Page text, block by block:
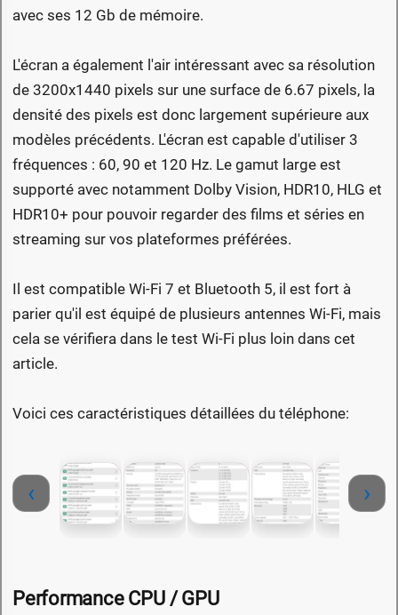
avec ses 12 Gb de mémoire.
L'écran a également l'air intéressant avec sa résolution
de 3200x1440 pixels sur une surface de 6.67 pixels, la
densité des pixels est donc largement supérieure aux
modèles précédents. L'écran est capable d'utiliser 3
fréquences : 60, 90 et 120 Hz. Le gamut large est
supporté avec notamment Dolby Vision, HDR10, HLG et
HDR10+ pour pouvoir regarder des films et séries en
streaming sur vos plateformes préférées.
Il est compatible Wi-Fi 7 et Bluetooth 5, il est fort à
parier qu'il est équipé de plusieurs antennes Wi-Fi, mais
cela se vérifiera dans le test Wi-Fi plus loin dans cet
article.
Voici ces caractéristiques détaillées du téléphone:
‹ ›
Performance CPU / GPU